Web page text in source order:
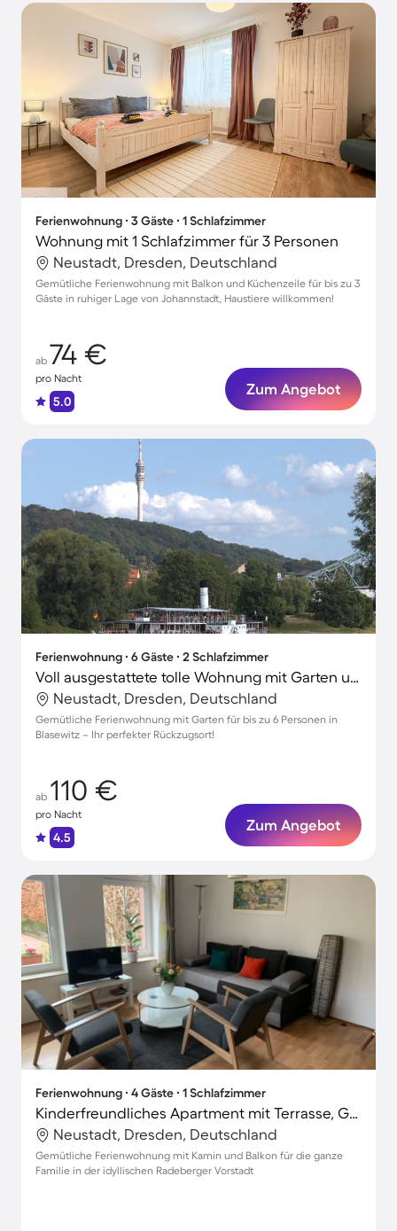
Ferienwohnung ∙ 3 Gäste ∙ 1 Schlafzimmer
Wohnung mit 1 Schlafzimmer für 3 Personen
Neustadt, Dresden, Deutschland
Gemütliche Ferienwohnung mit Balkon und Küchenzeile für bis zu 3
Gäste in ruhiger Lage von Johannstadt, Haustiere willkommen!
ab 74 €
pro Nacht
5.0
Zum Angebot
Ferienwohnung ∙ 6 Gäste ∙ 2 Schlafzimmer
Voll ausgestattete tolle Wohnung mit Garten und Grill
Neustadt, Dresden, Deutschland
Gemütliche Ferienwohnung mit Garten für bis zu 6 Personen in
Blasewitz – Ihr perfekter Rückzugsort!
ab 110 €
pro Nacht
4.5
Zum Angebot
Ferienwohnung ∙ 4 Gäste ∙ 1 Schlafzimmer
Kinderfreundliches Apartment mit Terrasse, Grill und Garten | Gartenblick | Neben dem Strand | Ideal für Homeoffice | Hunde erlaubt
Neustadt, Dresden, Deutschland
Gemütliche Ferienwohnung mit Kamin und Balkon für die ganze
Familie in der idyllischen Radeberger Vorstadt